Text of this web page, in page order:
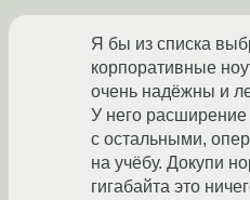
Я бы из списка
корпоративные
очень надёжны и
У него
с остальными,
на учёбу. Докупи
гигабайта это